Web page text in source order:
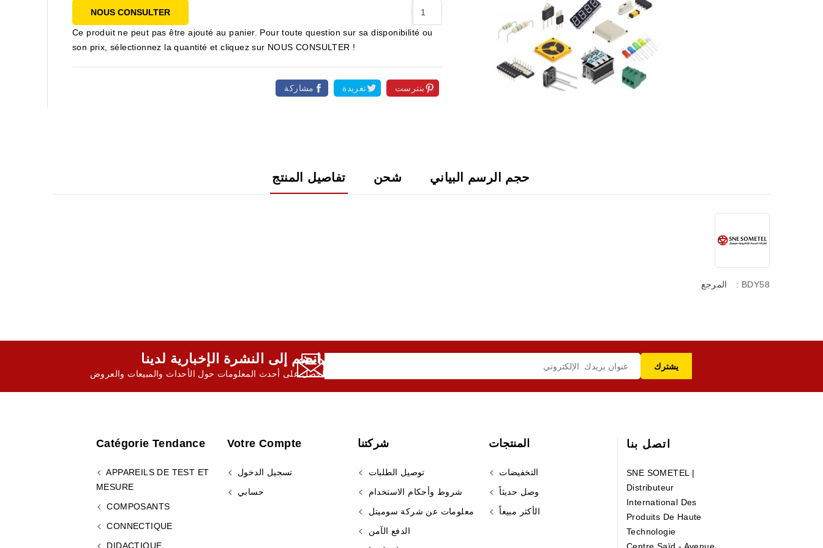
NOUS CONSULTER
Ce produit ne peut pas être ajouté au panier. Pour toute question sur sa disponibilité ou
son prix, sélectionnez la quantité et cliquez sur NOUS CONSULTER !
مشاركة تغريدة بنترست
تفاصيل المنتج شحن حجم الرسم البياني
المرجع : BDY58
انضم إلى النشرة الإخبارية لدينا,
احصل على أحدث المعلومات حول الأحداث والمبيعات والعروض
اتصل بنا
SNE SOMETEL |
Distributeur
International Des
Produits De Haute
Technologie
المنتجات
التخفيضات
وصل حديثاً
الأكثر مبيعاً
شركتنا
توصيل الطلبات
شروط وأحكام الاستخدام
معلومات عن شركة سوميتل
الدفع الآمن
Votre Compte
تسجيل الدخول
حسابي
Catégorie Tendance
APPAREILS DE TEST ET
MESURE
COMPOSANTS
CONNECTIQUE
DIDACTIQUE